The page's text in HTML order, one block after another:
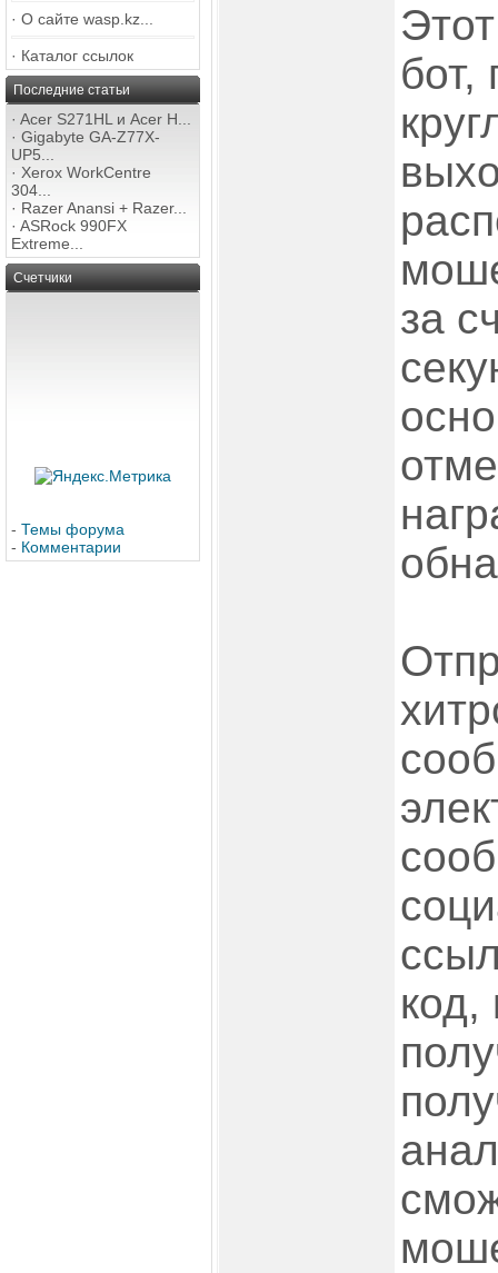
· О сайте wasp.kz...
· Каталог ссылок
Последние статьи
· Acer S271HL и Acer H...
· Gigabyte GA-Z77X-
UP5...
· Xerox WorkCentre
304...
· Razer Anansi + Razer...
· ASRock 990FX
Extreme...
Счетчики
- Темы форума
- Комментарии
бот,
за
код,